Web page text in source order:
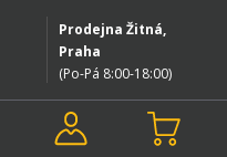
Prodejna Žitná,
Praha
(Po-Pá 8:00-18:00)